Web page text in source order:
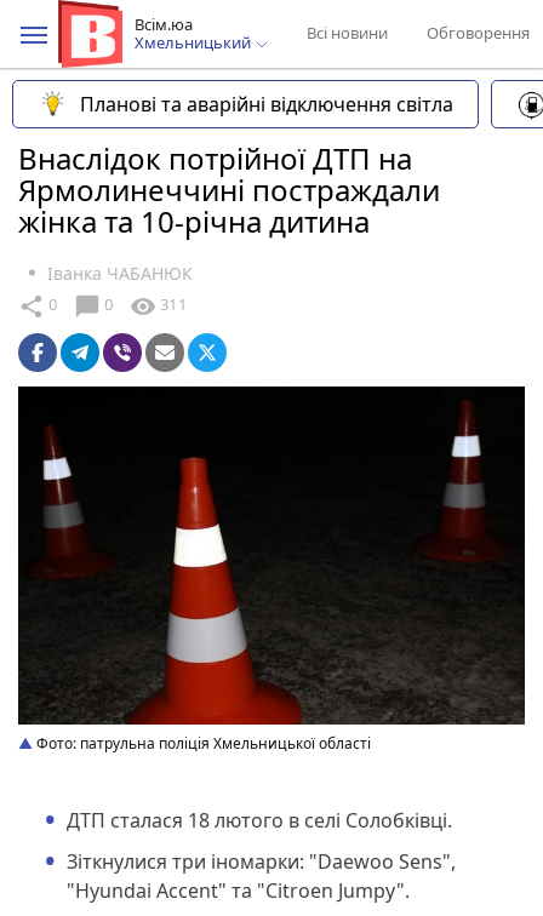
Всім.юа
Хмельницький
Всі новини Обговорення
Планові та аварійні відключення світла
Внаслідок потрійної ДТП на
Ярмолинеччині постраждали
жінка та 10-річна дитина
Іванка ЧАБАНЮК
share 0 chat_bubble 0 visibility 311
Фото: патрульна поліція Хмельницької області
ДТП сталася 18 лютого в селі Солобківці.
Зіткнулися три іномарки: "Daewoo Sens",
"Hyundai Accent" та "Citroen Jumpy".